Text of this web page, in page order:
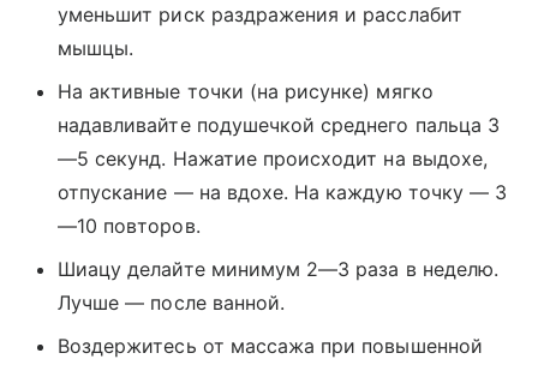
уменьшит риск раздражения и расслабит
мышцы.
На активные точки (на рисунке) мягко
надавливайте подушечкой среднего пальца 3
—5 секунд. Нажатие происходит на выдохе,
отпускание —на вдохе. На каждую точку —3
—10 повторов.
Шиацу делайте минимум 2—3 раза в неделю.
Лучше— после ванной.
Воздержитесь от массажа при повышенной